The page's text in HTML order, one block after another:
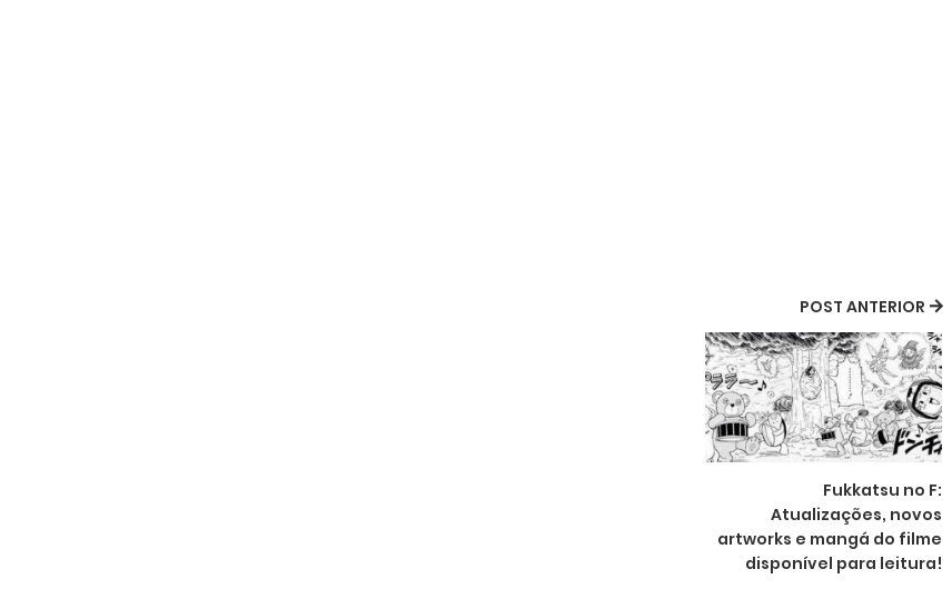
POST ANTERIOR
Fukkatsu no F:
Atualizações, novos
artworks e mangá do filme
disponível para leitura!